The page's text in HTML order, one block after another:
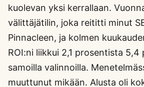
kuolevan yksi kerrallaan.
välittäjätilin, joka reititti minut
Pinnacleen, ja kolmen
ROI:ni liikkui 2,1 prosentista
samoilla valinnoilla.
muuttunut mikään. Alusta oli